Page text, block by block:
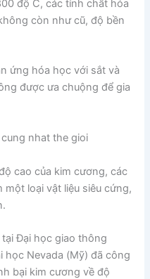
độ C, các tính chất hóa
còn như cũ, độ bền
ứng hóa học với sắt và
được ưa chuộng để gia
cao của kim cương, các
loại vật liệu siêu cứng,
Đại học giao thông
học Nevada (Mỹ) đã công
bại kim cương về độ